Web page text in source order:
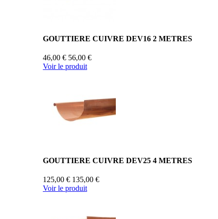
GOUTTIERE CUIVRE DEV16 2 METRES
46,00 € 56,00 €
Voir le produit
GOUTTIERE CUIVRE DEV25 4 METRES
125,00 € 135,00 €
Voir le produit